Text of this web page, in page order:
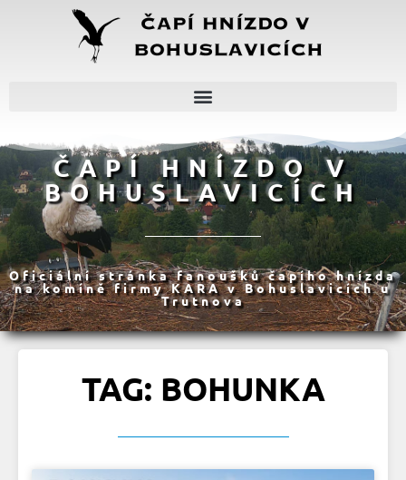
ČAPÍ HNÍZDO V
BOHUSLAVICÍCH
Oficiální stránka fanoušků čapího hnízda
na komíně firmy KARA v Bohuslavicích u
Trutnova
TAG: BOHUNKA